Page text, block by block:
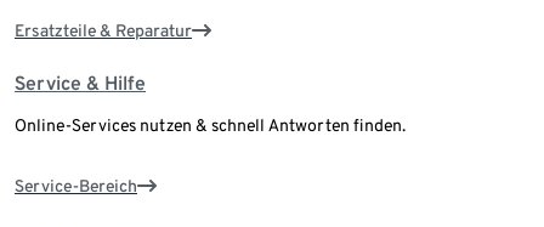
Ersatzteile & Reparatur
Service & Hilfe
Online-Services nutzen & schnell Antworten finden.
Service-Bereich